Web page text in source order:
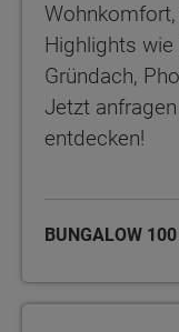
Highlights
Gründach,
Jetzt
entdecken!
BUNGALOW